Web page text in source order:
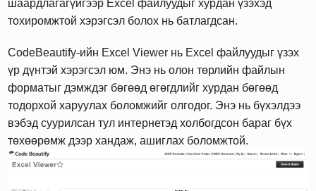
шаардлагагүйгээр Excel файлуудыг хурдан үзэхэд
тохиромжтой хэрэгсэл болох нь батлагдсан.
CodeBeautify-ийн Excel Viewer нь Excel файлуудыг үзэх
үр дүнтэй хэрэгсэл юм. Энэ нь олон төрлийн файлын
форматыг дэмждэг бөгөөд өгөгдлийг хурдан бөгөөд
тодорхой харуулах боломжийг олгодог. Энэ нь бүхэлдээ
вэбэд суурилсан тул интернетэд холбогдсон бараг бүх
төхөөрөмж дээр хандаж, ашиглах боломжтой.